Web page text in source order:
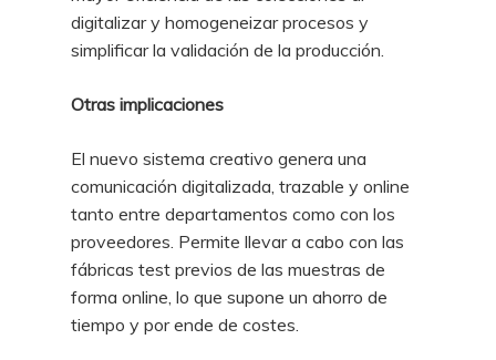
digitalizar y homogeneizar procesos y
simplificar la validación de la producción.
Otras implicaciones
El nuevo sistema creativo genera una
comunicación digitalizada, trazable y online
tanto entre departamentos como con los
proveedores. Permite llevar a cabo con las
fábricas test previos de las muestras de
forma online, lo que supone un ahorro de
tiempo y por ende de costes.